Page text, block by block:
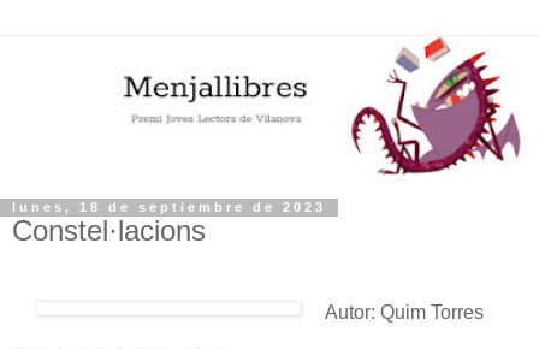
lunes, 18 de septiembre de 2023
Constel·lacions
Autor: Quim Torres